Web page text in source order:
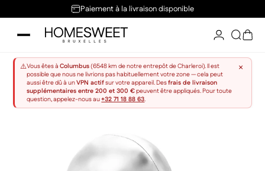
Passer au contenu Paiement à la livraison disponible
Home Sweet
⚠️Vous êtes àColumbus(6548 km de notre entrepôt de Charleroi). Il est
possible que nous ne livrions pas habituellement votre zone — cela peut
aussi être dû à unVPN actifsur votre appareil. Desfrais de livraison
supplémentaires entre 200 et 300 €peuvent être appliqués. Pour toute
question, appelez-nous au+32 71 18 88 63.
×